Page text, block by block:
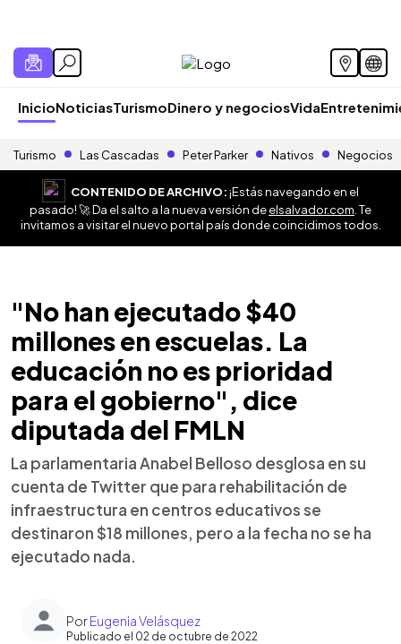
InicioNoticiasTurismoDinero y negociosVida
Turismo Las Cascadas Peter Parker Nativos Negocios
CONTENIDO DE ARCHIVO:¡Estás navegando en el
pasado! 🚀 Da el salto a la nueva versión deelsalvador.com . Te
invitamos a visitar el nuevo portal país donde coincidimos todos.
"No han ejecutado $40
millones en escuelas. La
educación no es prioridad
para el gobierno", dice
diputada del FMLN
La parlamentaria Anabel Belloso desglosa en su
cuenta de Twitter que para rehabilitación de
infraestructura en centros educativos se
destinaron $18 millones, pero a la fecha no se ha
ejecutado nada.
PorEugenia Velásquez
Publicado el 02 de octubre de 2022